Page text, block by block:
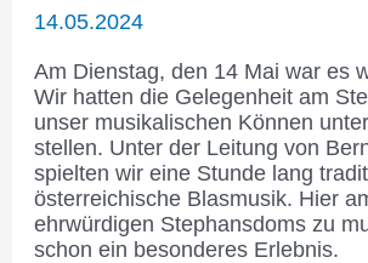
14.05.2024
Am Dienstag, den 14 Mai war es
Wir hatten die Gelegenheit am
unser musikalischen Können
stellen. Unter der Leitung von
spielten wir eine Stunde lang
österreichische Blasmusik. Hier
ehrwürdigen Stephansdoms zu
schon ein besonderes Erlebnis.